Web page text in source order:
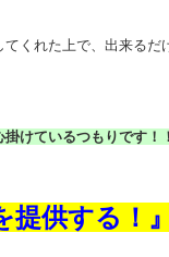
くれた上で、出来るだ
けているつもりです！！
供する！』